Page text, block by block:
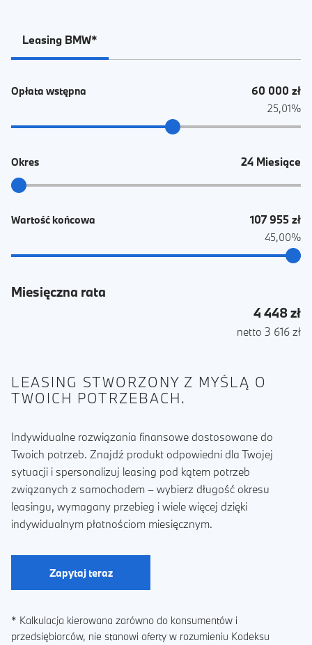
Leasing BMW*
Opłata wstępna 60 000 zł
25,01%
Okres 24 Miesiące
Wartość końcowa 107 955 zł
45,00%
Miesięczna rata
4 448 zł
netto 3 616 zł
LEASING STWORZONY Z MYŚLĄ O
TWOICH POTRZEBACH.
Indywidualne rozwiązania finansowe dostosowane do
Twoich potrzeb. Znajdź produkt odpowiedni dla Twojej
sytuacji i spersonalizuj leasing pod kątem potrzeb
związanych z samochodem – wybierz długość okresu
leasingu, wymagany przebieg i wiele więcej dzięki
indywidualnym płatnościom miesięcznym.
Zapytaj teraz
* Kalkulacja kierowana zarówno do konsumentów i
przedsiębiorców, nie stanowi oferty w rozumieniu Kodeksu